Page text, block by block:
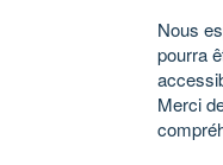
Nous
pourra
Merci